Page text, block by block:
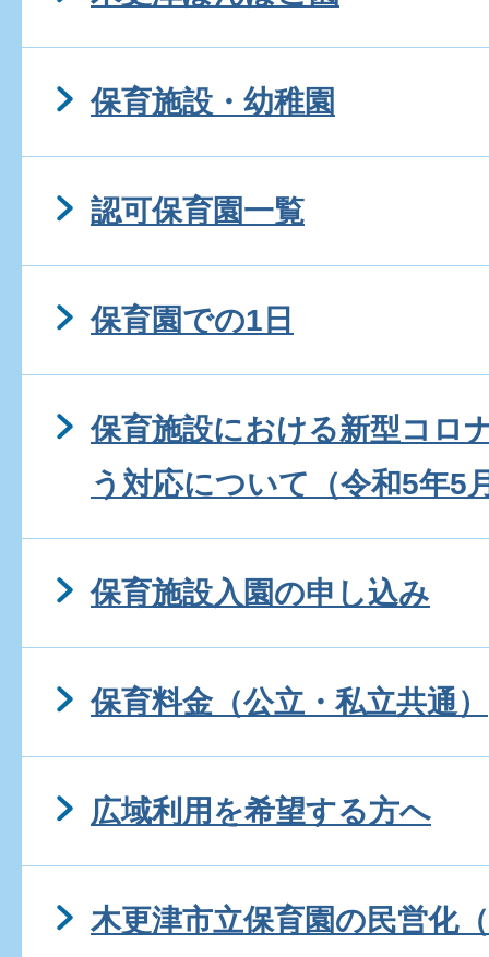
保育施設・幼稚園
認可保育園一覧
保育園での1日
保育施設における新型コロ
う対応について（令和5年5
保育施設入園の申し込み
保育料金（公立・私立共通）
広域利用を希望する方へ
木更津市立保育園の民営化